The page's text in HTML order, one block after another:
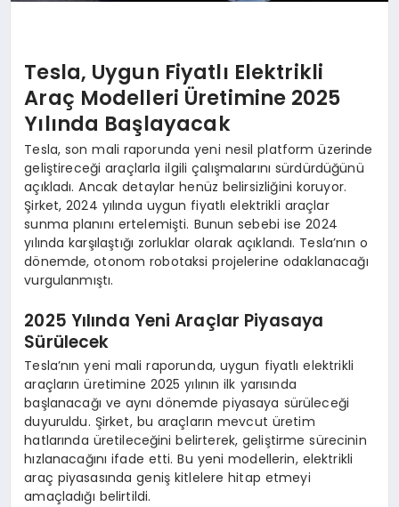
Tesla, Uygun Fiyatlı Elektrikli
Araç Modelleri Üretimine 2025
Yılında Başlayacak
Tesla, son mali raporunda yeni nesil platform üzerinde
geliştireceği araçlarla ilgili çalışmalarını sürdürdüğünü
açıkladı. Ancak detaylar henüz belirsizliğini koruyor.
Şirket, 2024 yılında uygun fiyatlı elektrikli araçlar
sunma planını ertelemişti. Bunun sebebi ise 2024
yılında karşılaştığı zorluklar olarak açıklandı. Tesla’nın o
dönemde, otonom robotaksi projelerine odaklanacağı
vurgulanmıştı.
2025 Yılında Yeni Araçlar Piyasaya
Sürülecek
Tesla’nın yeni mali raporunda, uygun fiyatlı elektrikli
araçların üretimine 2025 yılının ilk yarısında
başlanacağı ve aynı dönemde piyasaya sürüleceği
duyuruldu. Şirket, bu araçların mevcut üretim
hatlarında üretileceğini belirterek, geliştirme sürecinin
hızlanacağını ifade etti. Bu yeni modellerin, elektrikli
araç piyasasında geniş kitlelere hitap etmeyi
amaçladığı belirtildi.